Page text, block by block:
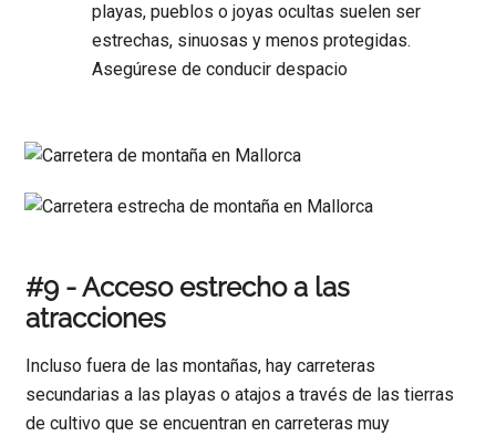
playas, pueblos o joyas ocultas suelen ser
estrechas, sinuosas y menos protegidas.
Asegúrese de conducir despacio
#9 - Acceso estrecho a las
atracciones
Incluso fuera de las montañas, hay carreteras
secundarias a las playas o atajos a través de las tierras
de cultivo que se encuentran en carreteras muy